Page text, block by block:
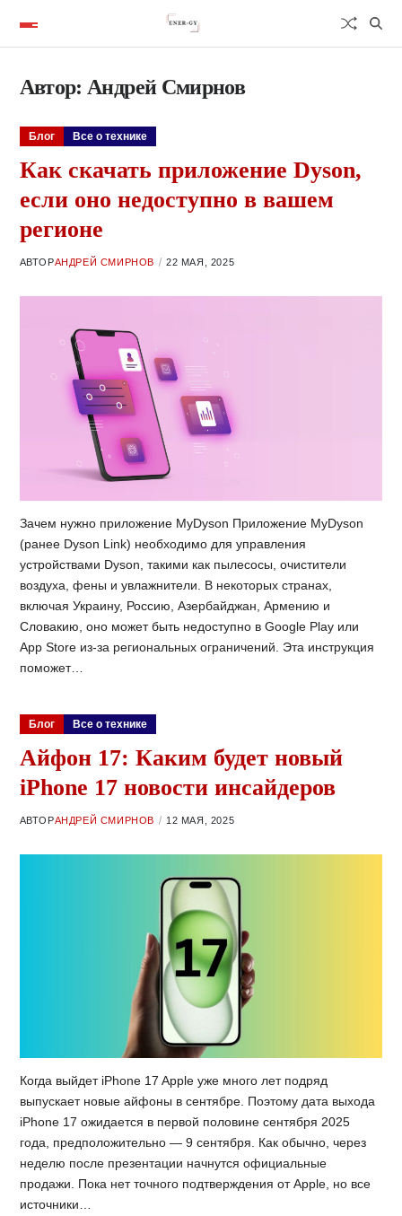
Автор: Андрей Смирнов
Блог Все о технике
Как скачать приложение Dyson,
если оно недоступно в вашем
регионе
АВТОРАНДРЕЙ СМИРНОВ 22 МАЯ, 2025
Зачем нужно приложение MyDyson Приложение MyDyson
(ранее Dyson Link) необходимо для управления
устройствами Dyson, такими как пылесосы, очистители
воздуха, фены и увлажнители. В некоторых странах,
включая Украину, Россию, Азербайджан, Армению и
Словакию, оно может быть недоступно в Google Play или
App Store из-за региональных ограничений. Эта инструкция
поможет…
Блог Все о технике
Айфон 17: Каким будет новый
iPhone 17 новости инсайдеров
АВТОРАНДРЕЙ СМИРНОВ 12 МАЯ, 2025
Когда выйдет iPhone 17 Apple уже много лет подряд
выпускает новые айфоны в сентябре. Поэтому дата выхода
iPhone 17 ожидается в первой половине сентября 2025
года, предположительно — 9 сентября. Как обычно, через
неделю после презентации начнутся официальные
продажи. Пока нет точного подтверждения от Apple, но все
источники…